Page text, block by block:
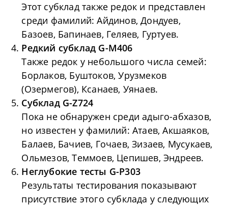
Этот субклад также редок и представлен
среди фамилий: Айдинов, Дондуев,
Базоев, Бапинаев, Геляев, Гуртуев.
Редкий субклад G-M406
Также редок у небольшого числа семей:
Борлаков, Буштоков, Урузмеков
(Озермегов), Ксанаев, Уянаев.
Субклад G-Z724
Пока не обнаружен среди адыго-абхазов,
но известен у фамилий: Атаев, Акшаяков,
Балаев, Бачиев, Гочаев, Зизаев, Мусукаев,
Ольмезов, Теммоев, Цепишев, Эндреев.
Неглубокие тесты G-P303
Результаты тестирования показывают
присутствие этого субклада у следующих